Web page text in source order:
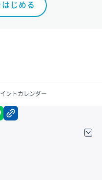
じめる
ントカレンダー
facebook